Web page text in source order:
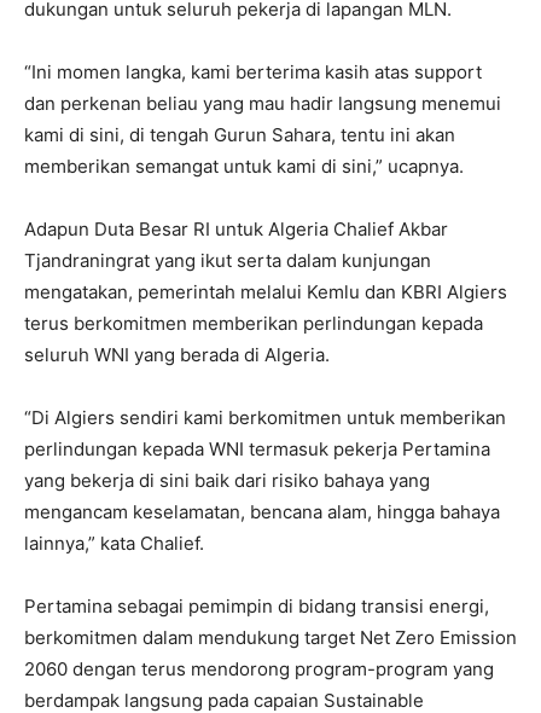
dukungan untuk seluruh pekerja di lapangan MLN.
“Ini momen langka, kami berterima kasih atas support
dan perkenan beliau yang mau hadir langsung menemui
kami di sini, di tengah Gurun Sahara, tentu ini akan
memberikan semangat untuk kami di sini,” ucapnya.
Adapun Duta Besar RI untuk Algeria Chalief Akbar
Tjandraningrat yang ikut serta dalam kunjungan
mengatakan, pemerintah melalui Kemlu dan KBRI Algiers
terus berkomitmen memberikan perlindungan kepada
seluruh WNI yang berada di Algeria.
“Di Algiers sendiri kami berkomitmen untuk memberikan
perlindungan kepada WNI termasuk pekerja Pertamina
yang bekerja di sini baik dari risiko bahaya yang
mengancam keselamatan, bencana alam, hingga bahaya
lainnya,” kata Chalief.
Pertamina sebagai pemimpin di bidang transisi energi,
berkomitmen dalam mendukung target Net Zero Emission
2060 dengan terus mendorong program-program yang
berdampak langsung pada capaian Sustainable